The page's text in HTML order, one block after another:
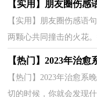
【实用】朋友圈伤感
【实用】朋友圈伤感语
两颗心共同撞击的火花
是小编搜索整理的朋友
【热门】2023年治
【热门】2023年治愈系
切的时候，你就会发现